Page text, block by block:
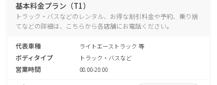
基本料金プラン（T1）
トラック・バスなどのレンタル、お得な割引料金や予約、乗り捨
てなどの詳細は、こちらから各店舗にお電話ください。
代表車種 ライトエーストラック 等
ボディタイプ トラック・バスなど
営業時間 08:00-20:00